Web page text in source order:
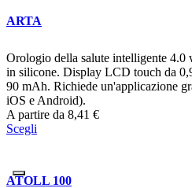
ARTA
Orologio della salute intelligente
in silicone. Display LCD touch da
90 mAh. Richiede un'applicazione
iOS e Android).
A partire da 8,41 €
Scegli
ATOLL 100